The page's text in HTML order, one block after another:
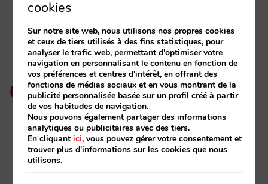
connectivité unique?
Leaders en intégrations sur les méta-
moteurs:plus de 1000 hôtels connectés
Plus de 20 ansd’expérience dans le secteur
hôtelier.
Partenaire stratégique de Google.En savoir
plus
cookies
Sur notre site web, nous utilisons nos propres cookies
et ceux de tiers utilisés à des fins statistiques, pour
analyser le trafic web, permettant d'optimiser votre
navigation en personnalisant le contenu en fonction de
vos préférences et centres d'intérêt, en offrant des
fonctions de médias sociaux et en vous montrant de la
publicité personnalisée basée sur un profil créé à partir
de vos habitudes de navigation.
Nous pouvons également partager des informations
analytiques ou publicitaires avec des tiers.
En cliquantici, vous pouvez gérer votre consentement et
trouver plus d'informations sur les cookies que nous
utilisons.